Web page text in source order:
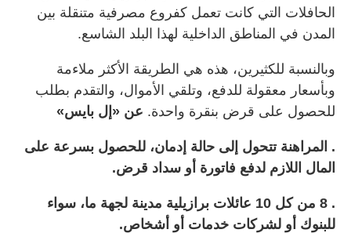
الحافلات التي كانت تعمل كفروع مصرفية متنقلة بين
المدن في المناطق الداخلية لهذا البلد الشاسع.
وبالنسبة للكثيرين، هذه هي الطريقة الأكثر ملاءمة
وبأسعار معقولة للدفع، وتلقي الأموال، والتقدم بطلب
للحصول على قرض بنقرة واحدة. عن «إل بايس»
. المراهنة تتحول إلى حالة إدمان، للحصول بسرعة على
المال اللازم لدفع فاتورة أو سداد قرض.
. 8 من كل 10 عائلات برازيلية مدينة لجهة ما، سواء
للبنوك أو لشركات خدمات أو أشخاص.